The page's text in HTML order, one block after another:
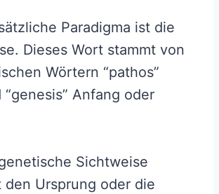
Paradigma ist die
Dieses Wort stammt von
Wörtern “pathos”
Anfang oder
Sichtweise
den Ursprung oder die